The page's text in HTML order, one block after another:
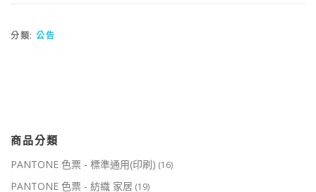
分類: 公告
商品分類
PANTONE 色票 - 標準通用(印刷) (16)
PANTONE 色票 - 紡織 家居 (19)